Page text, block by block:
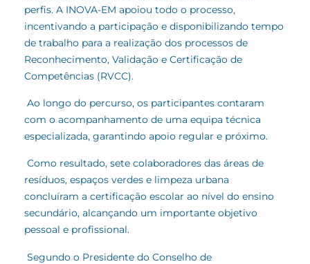
perfis. A INOVA-EM apoiou todo o processo,
incentivando a participação e disponibilizando tempo
de trabalho para a realização dos processos de
Reconhecimento, Validação e Certificação de
Competências (RVCC).
Ao longo do percurso, os participantes contaram
com o acompanhamento de uma equipa técnica
especializada, garantindo apoio regular e próximo.
Como resultado, sete colaboradores das áreas de
resíduos, espaços verdes e limpeza urbana
concluíram a certificação escolar ao nível do ensino
secundário, alcançando um importante objetivo
pessoal e profissional.
Segundo o Presidente do Conselho de